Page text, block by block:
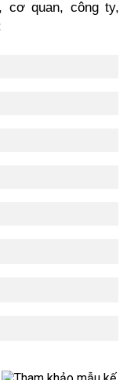
cơ quan, công ty,